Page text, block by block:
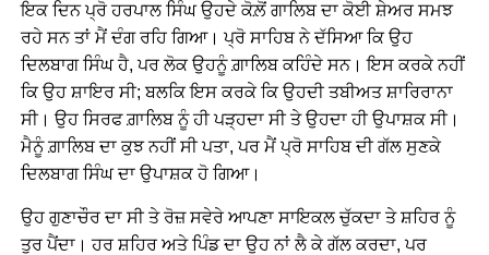
ਇਕ ਦਿਨ ਪ੍ਰੋ ਹਰਪਾਲ ਸਿੰਘ ਉਹਦੇ ਕੋਲ਼ੋਂ ਗਾਲਿਬ ਦਾ ਕੋਈ ਸ਼ੇਅਰ ਸਮਝ
ਰਹੇ ਸਨ ਤਾਂ ਮੈਂ ਦੰਗ ਰਹਿ ਗਿਆ। ਪ੍ਰੋ ਸਾਹਿਬ ਨੇ ਦੱਸਿਆ ਕਿ ਉਹ
ਦਿਲਬਾਗ ਸਿੰਘ ਹੈ, ਪਰ ਲੋਕ ਉਹਨੂੰ ਗ਼ਾਲਿਬ ਕਹਿੰਦੇ ਸਨ। ਇਸ ਕਰਕੇ ਨਹੀਂ
ਕਿ ਉਹ ਸ਼ਾਇਰ ਸੀ; ਬਲਕਿ ਇਸ ਕਰਕੇ ਕਿ ਉਹਦੀ ਤਬੀਅਤ ਸ਼ਾਰਿਰਾਨਾ
ਸੀ। ਉਹ ਸਿਰਫ ਗ਼ਾਲਿਬ ਨੂੰ ਹੀ ਪੜ੍ਹਦਾ ਸੀ ਤੇ ਉਹਦਾ ਹੀ ਉਪਾਸ਼ਕ ਸੀ।
ਮੈਨੂੰ ਗ਼ਾਲਿਬ ਦਾ ਕੁਝ ਨਹੀਂ ਸੀ ਪਤਾ, ਪਰ ਮੈਂ ਪ੍ਰੋ ਸਾਹਿਬ ਦੀ ਗੱਲ ਸੁਣਕੇ
ਦਿਲਬਾਗ ਸਿੰਘ ਦਾ ਉਪਾਸ਼ਕ ਹੋ ਗਿਆ।
ਉਹ ਗੁਣਾਚੌਰ ਦਾ ਸੀ ਤੇ ਰੋਜ਼ ਸਵੇਰੇ ਆਪਣਾ ਸਾਇਕਲ ਚੁੱਕਦਾ ਤੇ ਸ਼ਹਿਰ ਨੂੰ
ਤੁਰ ਪੈਂਦਾ। ਹਰ ਸ਼ਹਿਰ ਅਤੇ ਪਿੰਡ ਦਾ ਉਹ ਨਾਂ ਲੈ ਕੇ ਗੱਲ ਕਰਦਾ, ਪਰ